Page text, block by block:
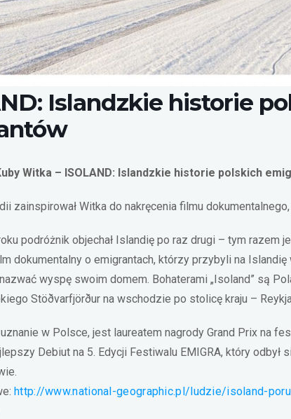
Islandzkie historie
Witka – ISOLAND: Islandzkie historie polskich
zainspirował Witka do nakręcenia filmu
podróżnik objechał Islandię po raz drugi – tym razem
dokumentalny o emigrantach, którzy przybyli na Islandię
wyspę swoim domem. Bohaterami „Isoland” są
Stöðvarfjörður na wschodzie po stolicę kraju –
w Polsce, jest laureatem nagrody Grand Prix na
Debiut na 5. Edycji Festiwalu EMIGRA, który odbył
http://www.national-geographic.pl/ludzie/isoland-